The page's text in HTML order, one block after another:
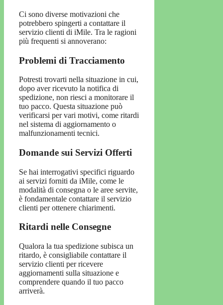
Ci sono diverse motivazioni che
potrebbero spingerti a contattare il
servizio clienti di iMile. Tra le ragioni
più frequenti si annoverano:
Problemi di Tracciamento
Potresti trovarti nella situazione in cui,
dopo aver ricevuto la notifica di
spedizione, non riesci a monitorare il
tuo pacco. Questa situazione può
verificarsi per vari motivi, come ritardi
nel sistema di aggiornamento o
malfunzionamenti tecnici.
Domande sui Servizi Offerti
Se hai interrogativi specifici riguardo
ai servizi forniti da iMile, come le
modalità di consegna o le aree servite,
è fondamentale contattare il servizio
clienti per ottenere chiarimenti.
Ritardi nelle Consegne
Qualora la tua spedizione subisca un
ritardo, è consigliabile contattare il
servizio clienti per ricevere
aggiornamenti sulla situazione e
comprendere quando il tuo pacco
arriverà.